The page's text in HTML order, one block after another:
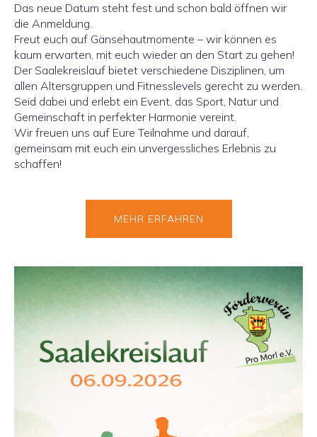
Das neue Datum steht fest und schon bald öffnen wir
die Anmeldung.
Freut euch auf Gänsehautmomente – wir können es
kaum erwarten, mit euch wieder an den Start zu gehen!
Der Saalekreislauf bietet verschiedene Disziplinen, um
allen Altersgruppen und Fitnesslevels gerecht zu werden.
Seid dabei und erlebt ein Event, das Sport, Natur und
Gemeinschaft in perfekter Harmonie vereint.
Wir freuen uns auf Eure Teilnahme und darauf,
gemeinsam mit euch ein unvergessliches Erlebnis zu
schaffen!
MEHR ERFAHREN